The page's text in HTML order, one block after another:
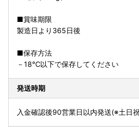
■賞味期限
製造日より365日後
■保存方法
－18℃以下で保存してください
発送時期
入金確認後90営業日以内発送(※土日